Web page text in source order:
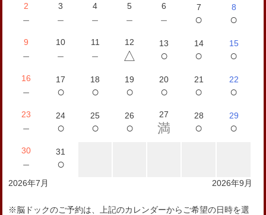
2
－
3
－
4
－
5
－
6
－
7
○
8
○
9
－
10
－
11
－
12
△
13
○
14
○
15
○
16
－
17
○
18
○
19
○
20
○
21
○
22
○
23
－
24
○
25
○
26
○
27
満
28
○
29
○
30
－
31
○
2026年7月 2026年9月
※脳ドックのご予約は、上記のカレンダーからご希望の日時を選